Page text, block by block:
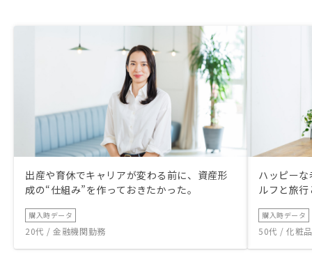
出産や育休でキャリアが変わる前に、資産形
成の“仕組み”を作っておきたかった。
購入時データ
20代 / 金融機関勤務
ハッピー
ルフと旅
購入時データ
50代 / 化粧